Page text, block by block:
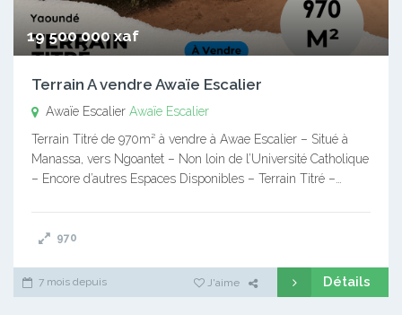
19 500 000 xaf
Terrain A vendre Awaïe Escalier
Awaïe Escalier Awaïe Escalier
Terrain Titré de 970m² à vendre à Awae Escalier – Situé à
Manassa, vers Ngoantet – Non loin de l’Université Catholique
– Encore d’autres Espaces Disponibles – Terrain Titré –…
970
7 mois depuis J'aime Détails